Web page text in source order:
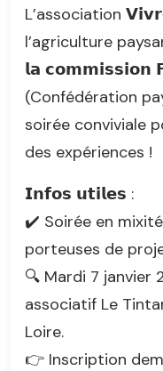
L’association
l’agriculture
𝗹𝗮 𝗰𝗼𝗺𝗺𝗶𝘀𝘀𝗶𝗼𝗻
(Confédération
soirée conviviale
des expériences !
𝗜𝗻𝗳𝗼𝘀 𝘂𝘁𝗶𝗹𝗲𝘀 :
✔️ Soirée en
porteuses de
🔍 Mardi 7 janvier
associatif Le
Loire.
👉 Inscription